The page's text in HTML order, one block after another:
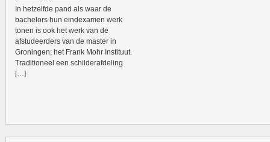
In hetzelfde pand als waar de
bachelors hun eindexamen werk
tonen is ook het werk van de
afstudeerders van de master in
Groningen; het Frank Mohr Instituut.
Traditioneel een schilderafdeling
[…]